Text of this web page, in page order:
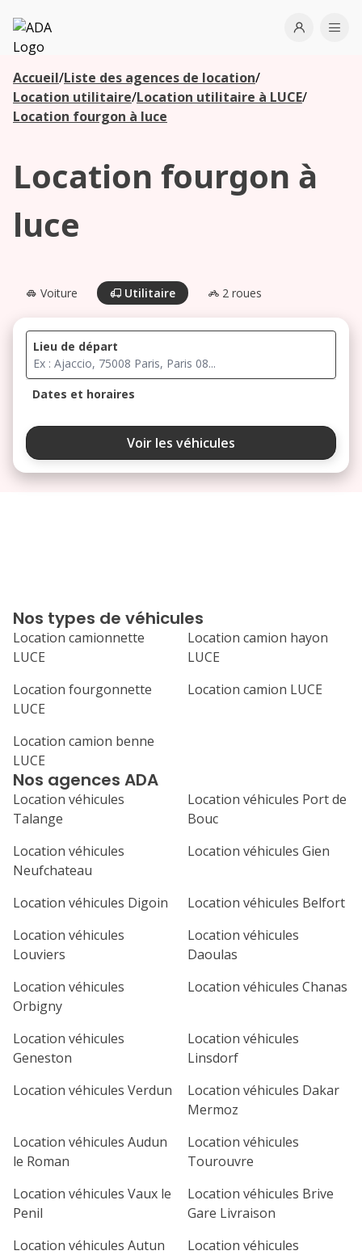
ADA
Open
Accueil/Liste des agences de location/
Location utilitaire/Location utilitaire à LUCE/
Location fourgon à luce
Location fourgon à
luce
Voiture Utilitaire 2 roues
Lieu de départ
Dates et horaires
août 2026
ma me
24 25 26
septembre 2026
1
7 8
16
21 23 24 25
Voir les véhicules
Nos agences ADA
Location véhicules
Talange
Location véhicules Port de
Bouc
Location véhicules
Neufchateau
Location véhicules Gien
Location véhicules Digoin
Location véhicules Belfort
Location véhicules
Louviers
Location véhicules
Daoulas
Location véhicules
Orbigny
Location véhicules Chanas
Location véhicules
Geneston
Location véhicules
Linsdorf
Location véhicules Verdun
Location véhicules Dakar
Mermoz
Location véhicules Audun
le Roman
Location véhicules
Tourouvre
Location véhicules Vaux le
Penil
Location véhicules Brive
Gare Livraison
Location véhicules Autun
Location véhicules
Nos types de véhicules
Location camionnette
LUCE
Location camion hayon
LUCE
Location fourgonnette
LUCE
Location camion LUCE
Location camion benne
LUCE
Les
agences à
proximité
Commencez
votre
recherche
proximité